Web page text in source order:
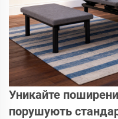
Уникайте
порушують